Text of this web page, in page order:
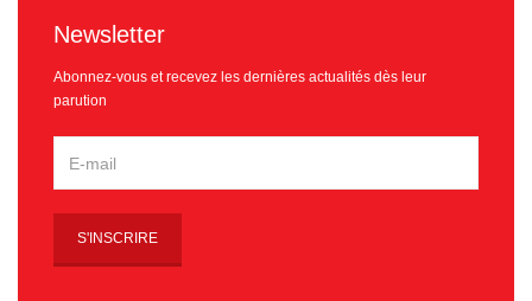
Newsletter
Abonnez-vous et recevez les dernières actualités dès leur
parution